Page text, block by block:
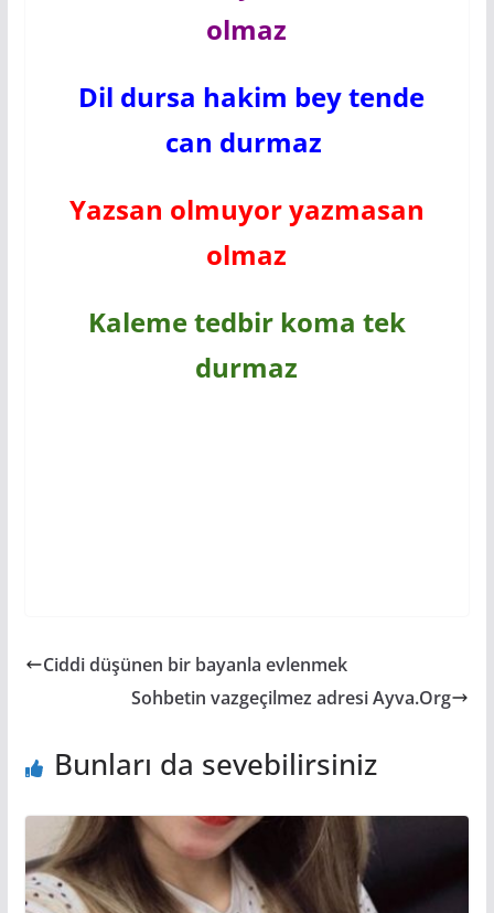
olmaz
Dil dursa hakim bey tende
can durmaz
Yazsan olmuyor yazmasan
olmaz
Kaleme tedbir koma tek
durmaz
Ciddi düşünen bir bayanla evlenmek
Sohbetin vazgeçilmez adresi Ayva.Org
Bunları da sevebilirsiniz